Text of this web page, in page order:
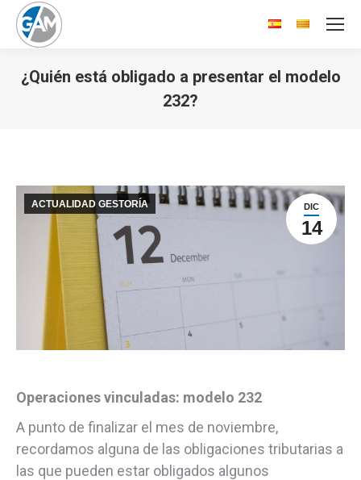
¿Quién está obligado a presentar el modelo
232?
DIC
14
ACTUALIDAD GESTORÍA
Operaciones vinculadas: modelo 232
A punto de finalizar el mes de noviembre,
recordamos alguna de las obligaciones tributarias a
las que pueden estar obligados algunos